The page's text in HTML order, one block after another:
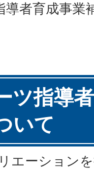
導者育成事業
ツ指導
いて
エーション